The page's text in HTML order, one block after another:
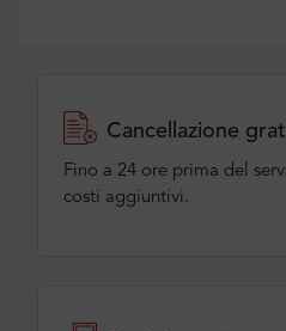
Cancellazione
Fino a 24 ore prima del
costi aggiuntivi.